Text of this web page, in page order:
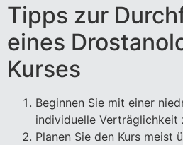
Tipps zur
eines
Kurses
Beginnen Sie mit einer
individuelle Verträglichkeit
Planen Sie den Kurs meist